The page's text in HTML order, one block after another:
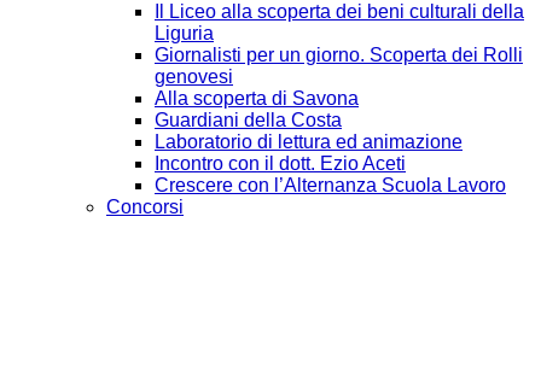
Il Liceo alla scoperta dei beni culturali della
Liguria
Giornalisti per un giorno. Scoperta dei Rolli
genovesi
Alla scoperta di Savona
Guardiani della Costa
Laboratorio di lettura ed animazione
Incontro con il dott. Ezio Aceti
Crescere con l’Alternanza Scuola Lavoro
Concorsi